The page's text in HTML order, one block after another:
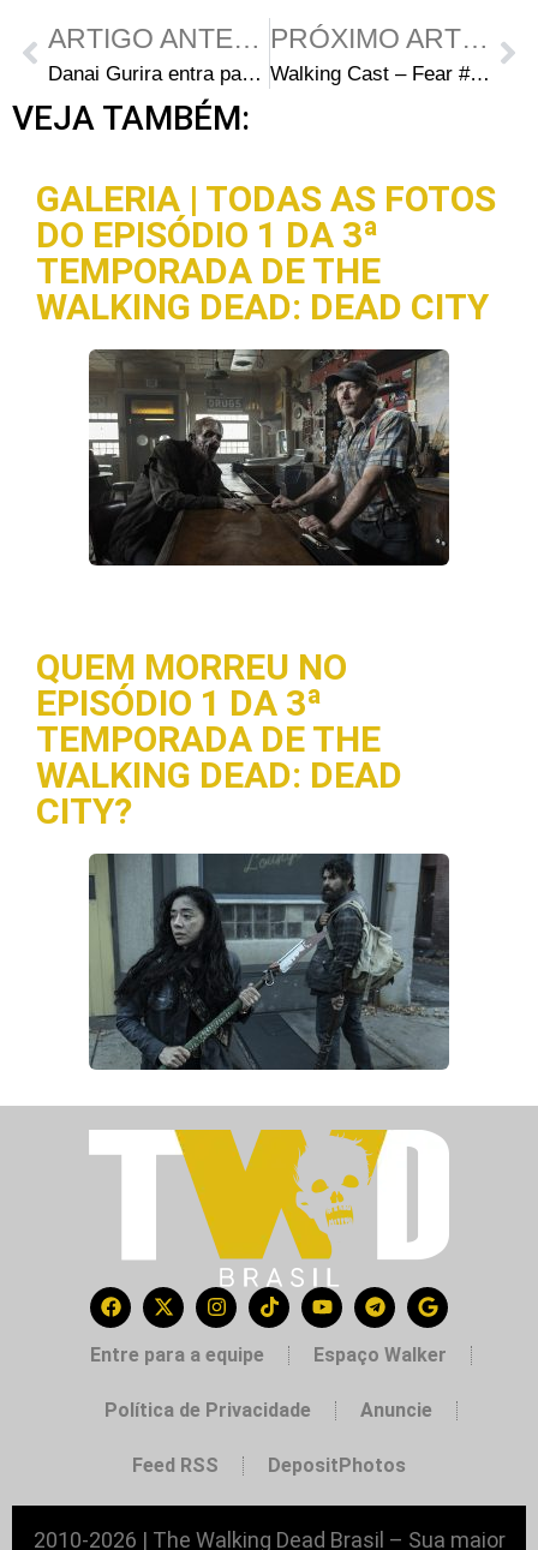
ARTIGO ANTERIOR
Danai Gurira entra para o elenco de Vingadores: Guerra Infinita
PRÓXIMO ARTIGO
Walking Cast – Fear #16 – Episódio S03E03: Teotwawki
VEJA TAMBÉM:
GALERIA | TODAS AS FOTOS
DO EPISÓDIO 1 DA 3ª
TEMPORADA DE THE
WALKING DEAD: DEAD CITY
QUEM MORREU NO
EPISÓDIO 1 DA 3ª
TEMPORADA DE THE
WALKING DEAD: DEAD
CITY?
Entre para a equipe Espaço Walker
Política de Privacidade Anuncie
Feed RSS DepositPhotos
2010-2026 | The Walking Dead Brasil – Sua maior